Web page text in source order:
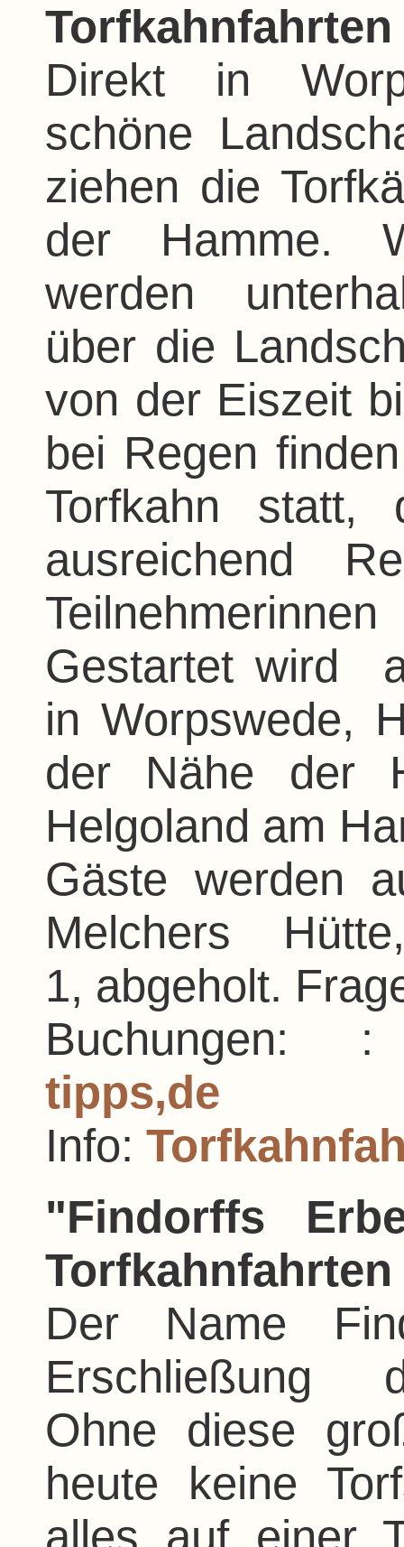
Direkt in
schöne
ziehen die
der Hamme.
werden
über die
von der Eiszeit
bei Regen
Torfkahn
ausreichend
Gestartet wird
in Worpswede,
der Nähe der
Helgoland am
Gäste werden
Melchers
1, abgeholt.
tipps,de
Info:
"Findorffs
Der Name
Erschließung
Ohne diese
heute keine